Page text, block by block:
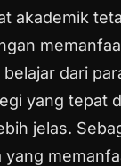
akademik
dari
yang tepat
jelas.
yang